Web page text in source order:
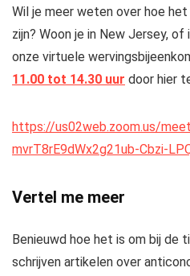
Wil je meer weten over hoe
zijn? Woon je in New Jersey,
onze virtuele
11.00 tot 14.30 uur door hier
https://us02web.zoom.us/
mvrT8rE9dWx2g21ub-Cbzi-
Vertel me meer
Benieuwd hoe het is om bij de
schrijven artikelen over